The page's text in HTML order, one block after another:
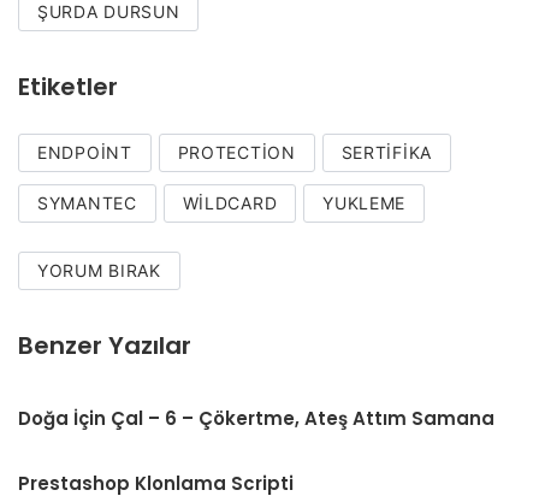
ŞURDA DURSUN
Etiketler
ENDPOINT PROTECTION SERTIFIKA
SYMANTEC WILDCARD YUKLEME
YORUM BIRAK
Benzer Yazılar
Doğa İçin Çal – 6 – Çökertme, Ateş Attım Samana
Prestashop Klonlama Scripti